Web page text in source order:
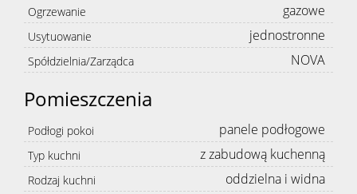
Ogrzewanie gazowe
Usytuowanie jednostronne
Spółdzielnia/Zarządca NOVA
Pomieszczenia
Podłogi pokoi panele podłogowe
Typ kuchni z zabudową kuchenną
Rodzaj kuchni oddzielna i widna